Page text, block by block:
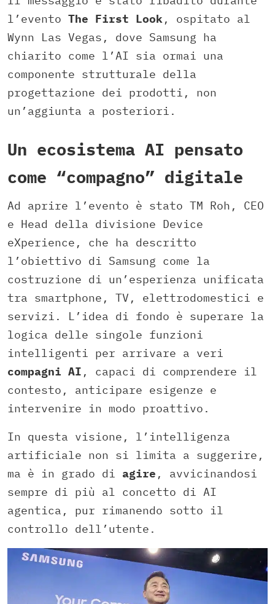
l’evento The First Look, ospitato al
Wynn Las Vegas, dove Samsung ha
chiarito come l’AI sia ormai una
componente strutturale della
progettazione dei prodotti, non
un’aggiunta a posteriori.
Un ecosistema AI pensato
come “compagno” digitale
Ad aprire l’evento è stato TM Roh, CEO
e Head della divisione Device
eXperience, che ha descritto
l’obiettivo di Samsung come la
costruzione di un’esperienza unificata
tra smartphone, TV, elettrodomestici e
servizi. L’idea di fondo è superare la
logica delle singole funzioni
intelligenti per arrivare a veri
compagni AI , capaci di comprendere il
contesto, anticipare esigenze e
intervenire in modo proattivo.
In questa visione, l’intelligenza
artificiale non si limita a suggerire,
ma è in grado di agire , avvicinandosi
sempre di più al concetto di AI
agentica, pur rimanendo sotto il
controllo dell’utente.